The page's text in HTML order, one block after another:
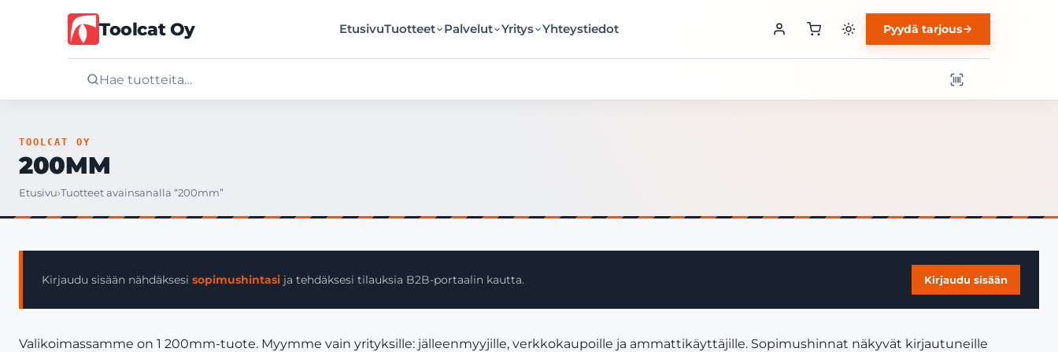
Toolcat Oy EtusivuTuotteet Palvelut Yritys Yhteystiedot Pyydä tarjous
Tuotteet
Yritys
TOOLCAT OY
200MM
Etusivu›Tuotteet avainsanalla “200mm”
Kirjaudu sisään nähdäksesi sopimushintasi ja tehdäksesi tilauksia B2B-portaalin kautta. Kirjaudu sisään
Valikoimassamme on 1 200mm-tuote. Myymme vain yrityksille: jälleenmyyjille, verkkokaupoille ja ammattikäyttäjille. Sopimushinnat näkyvät kirjautuneille